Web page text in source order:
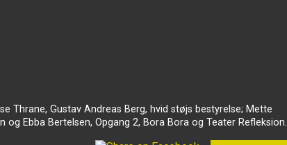
Thrane, Gustav Andreas Berg, hvid støjs bestyrelse; Mette
og Ebba Bertelsen, Opgang 2, Bora Bora og Teater Refleksion.